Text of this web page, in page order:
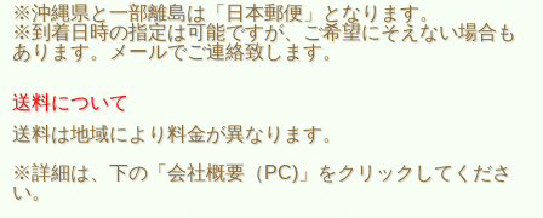
※沖縄県と一部離島は「日本郵便」となります。
※到着日時の指定は可能ですが、ご希望にそえない場合も
あります。メールでご連絡致します。
送料について
送料は地域により料金が異なります。
※詳細は、下の「会社概要（PC)」をクリックしてくださ
い。